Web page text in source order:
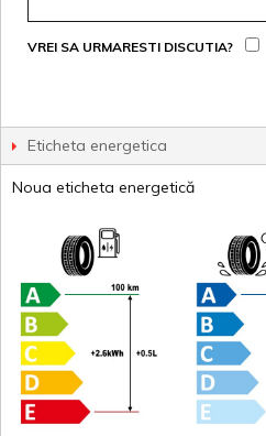
VREI SA URMARESTI DISCUTIA?
Eticheta energetica
Noua eticheta energetică